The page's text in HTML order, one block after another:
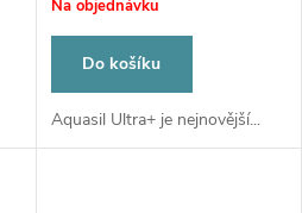
Na objednávku
Do košíku
Aquasil Ultra+ je nejnovější...